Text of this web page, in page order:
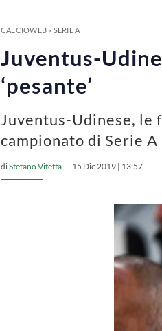
CALCIOWEB» SERIE A
Juventus-
‘pesante’
Juventus-Udinese, le
campionato di Serie A
diStefano Vitetta 15 Dic 2019 | 13:57